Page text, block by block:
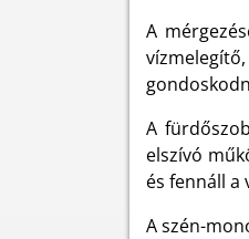
A
A
elszívó
és fennáll a
A szén-